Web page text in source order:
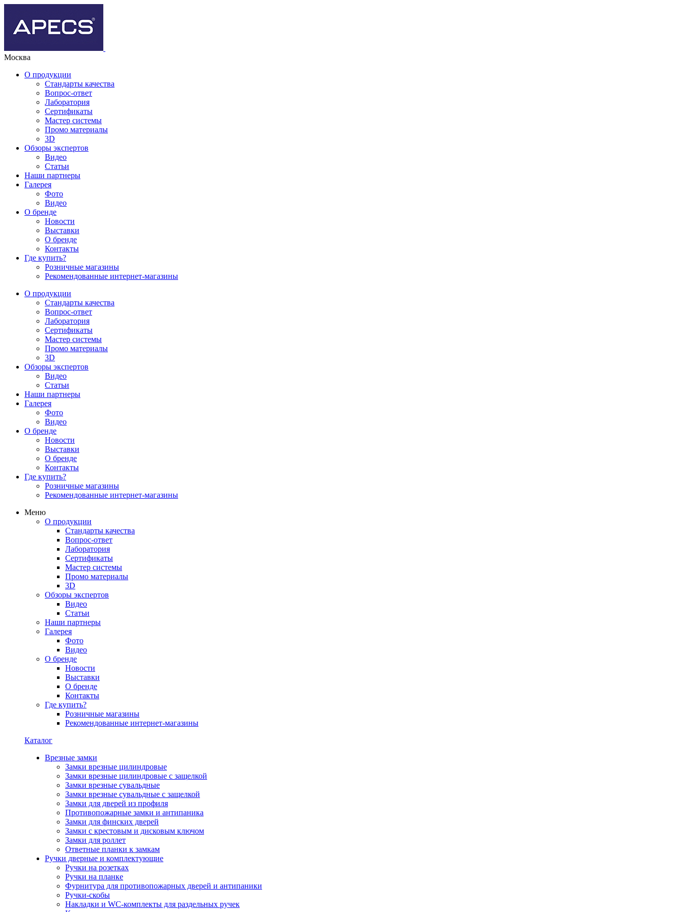
Москва
О продукции
Стандарты качества
Вопрос-ответ
Лаборатория
Сертификаты
Мастер системы
Промо материалы
3D
Обзоры экспертов
Видео
Статьи
Наши партнеры
Галерея
Фото
Видео
О бренде
Новости
Выставки
О бренде
Контакты
Где купить?
Розничные магазины
Рекомендованные интернет-магазины
О продукции
Стандарты качества
Вопрос-ответ
Лаборатория
Сертификаты
Мастер системы
Промо материалы
3D
Обзоры экспертов
Видео
Статьи
Наши партнеры
Галерея
Фото
Видео
О бренде
Новости
Выставки
О бренде
Контакты
Где купить?
Розничные магазины
Рекомендованные интернет-магазины
Меню
О продукции
Стандарты качества
Вопрос-ответ
Лаборатория
Сертификаты
Мастер системы
Промо материалы
3D
Обзоры экспертов
Видео
Статьи
Наши партнеры
Галерея
Фото
Видео
О бренде
Новости
Выставки
О бренде
Контакты
Где купить?
Розничные магазины
Рекомендованные интернет-магазины
Каталог
Врезные замки
Замки врезные цилиндровые
Замки врезные цилиндровые с защелкой
Замки врезные сувальдные
Замки врезные сувальдные с защелкой
Замки для дверей из профиля
Противопожарные замки и антипаника
Замки для финских дверей
Замки с крестовым и дисковым ключом
Замки для роллет
Ответные планки к замкам
Ручки дверные и комплектующие
Ручки на розетках
Ручки на планке
Фурнитура для противопожарных дверей и антипаники
Ручки-скобы
Накладки и WC-комплекты для раздельных ручек